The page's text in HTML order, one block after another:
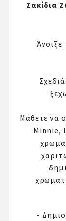
Σακίδια
Άνοιξε
Μάθετε να
Minnie,
-